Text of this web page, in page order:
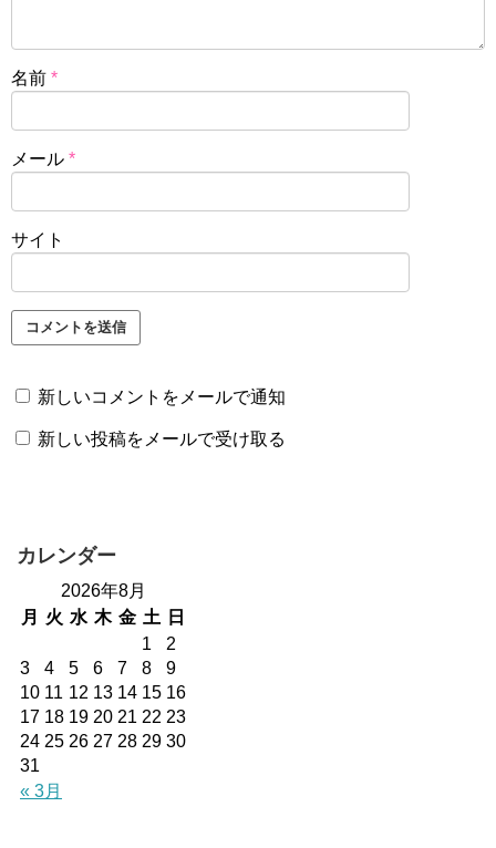
名前 *
メール *
サイト
新しいコメントをメールで通知
新しい投稿をメールで受け取る
カレンダー
2026年8月
月
火 水 木 金 土 日
« 3月
1
2
3
4 5 6 7 8
9
10 11 12 13 14 15 16
17 18 19 20 21 22 23
24 25 26 27 28 29 30
31